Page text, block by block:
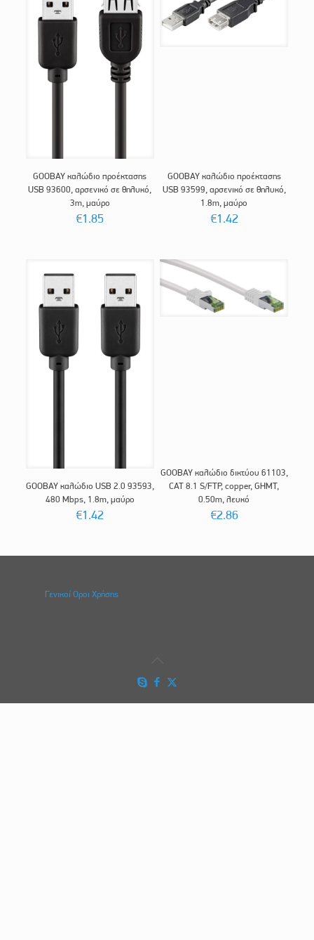
GOOBAY καλώδιο προέκτασης
USB 93600, αρσενικό σε θηλυκό,
3m, μαύρο
€1.85
GOOBAY καλώδιο προέκτασης
USB 93599, αρσενικό σε θηλυκό,
1.8m, μαύρο
€1.42
GOOBAY καλώδιο USB 2.0 93593,
480 Mbps, 1.8m, μαύρο
€1.42
GOOBAY καλώδιο δικτύου 61103,
CAT 8.1 S/FTP, copper, GHMT,
0.50m, λευκό
€2.86
Γενικοί Οροι Χρήσης